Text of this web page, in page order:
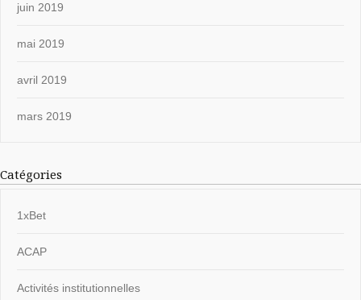
juin 2019
mai 2019
avril 2019
mars 2019
Catégories
1xBet
ACAP
Activités institutionnelles